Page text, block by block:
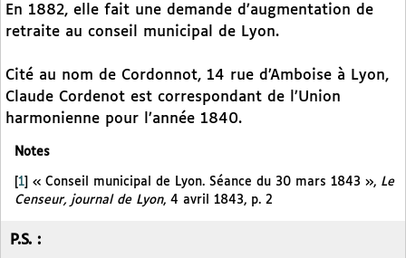
En 1882, elle fait une demande d’augmentation de
retraite au conseil municipal de Lyon.
Cité au nom de Cordonnot, 14 rue d’Amboise à Lyon,
Claude Cordenot est correspondant de l’Union
harmonienne pour l’année 1840.
Notes
[1] « Conseil municipal de Lyon. Séance du 30 mars 1843 », Le
Censeur, journal de Lyon, 4 avril 1843, p. 2
P.S. :